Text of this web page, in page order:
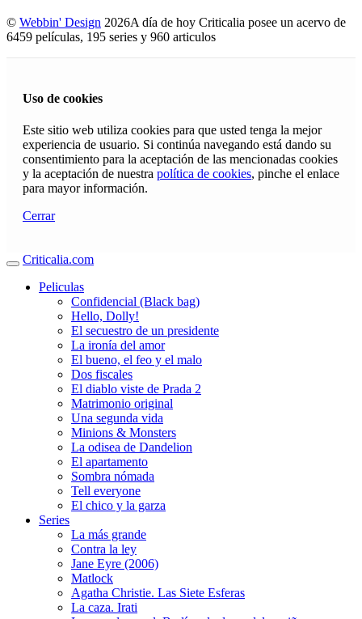
© Webbin' Design 2026A día de hoy Criticalia posee un acervo de
6459 películas, 195 series y 960 articulos
Uso de cookies
Este sitio web utiliza cookies para que usted tenga la mejor
experiencia de usuario. Si continúa navegando está dando su
consentimiento para la aceptación de las mencionadas cookies
y la aceptación de nuestra política de cookies, pinche el enlace
para mayor información.
Cerrar
Criticalia.com
Peliculas
Confidencial (Black bag)
Hello, Dolly!
El secuestro de un presidente
La ironía del amor
El bueno, el feo y el malo
Dos fiscales
El diablo viste de Prada 2
Matrimonio original
Una segunda vida
Minions & Monsters
La odisea de Dandelion
El apartamento
Sombra nómada
Tell everyone
El chico y la garza
Series
La más grande
Contra la ley
Jane Eyre (2006)
Matlock
Agatha Christie. Las Siete Esferas
La caza. Irati